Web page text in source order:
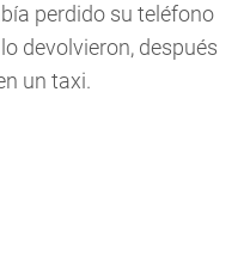
perdido su teléfono
devolvieron, después
un taxi.